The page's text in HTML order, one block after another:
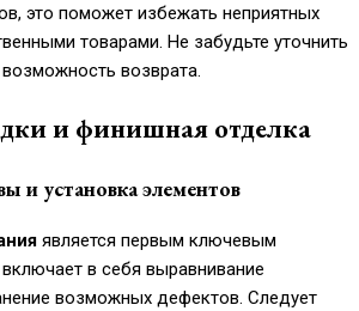
это поможет избежать неприятных
товарами. Не забудьте уточнить
возврата.
и финишная отделка
и установка элементов
является первым ключевым
в себя выравнивание
возможных дефектов. Следует